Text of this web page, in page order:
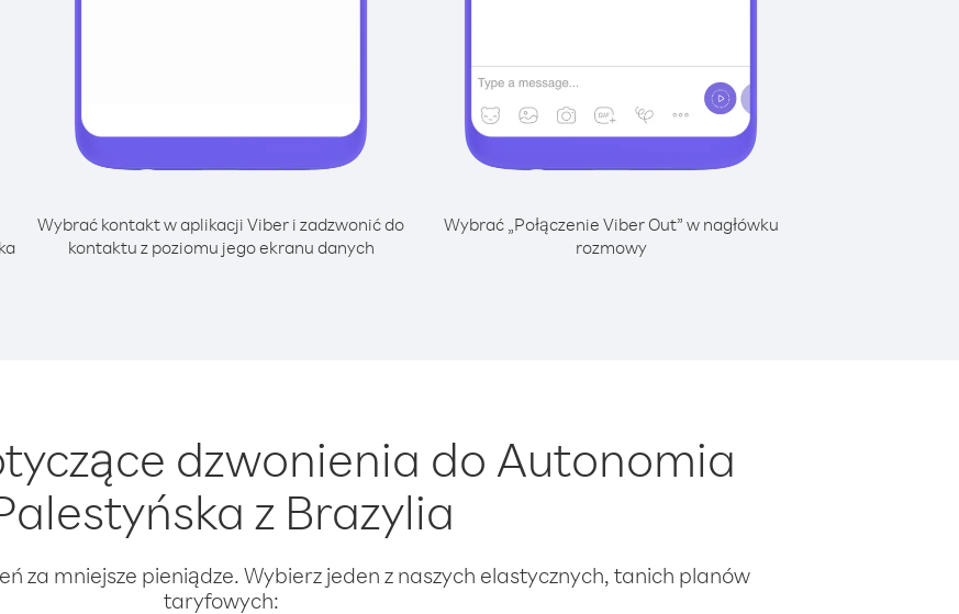
Wybrać kontakt w aplikacji Viber i zadzwonić do
kontaktu z poziomu jego ekranu danych
Wybrać „Połączenie Viber Out” w nagłówku
rozmowy
dzwonienia do Autonomia
z Brazylia
za mniejsze pieniądze. Wybierz jeden z naszych elastycznych, tanich planów
taryfowych: